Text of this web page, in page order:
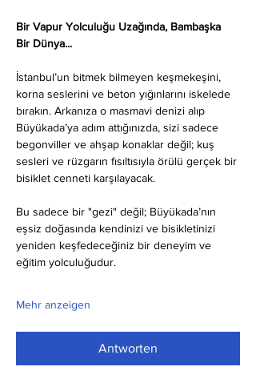
Bir Vapur Yolculuğu Uzağında, Bambaşka
Bir Dünya...
İstanbul’un bitmek bilmeyen keşmekeşini,
korna seslerini ve beton yığınlarını iskelede
bırakın. Arkanıza o masmavi denizi alıp
Büyükada’ya adım attığınızda, sizi sadece
begonviller ve ahşap konaklar değil; kuş
sesleri ve rüzgarın fısıltısıyla örülü gerçek bir
bisiklet cenneti karşılayacak.
Bu sadece bir "gezi" değil; Büyükada’nın
eşsiz doğasında kendinizi ve bisikletinizi
yeniden keşfedeceğiniz bir deneyim ve
eğitim yolculuğudur.
Mehr anzeigen
Antworten